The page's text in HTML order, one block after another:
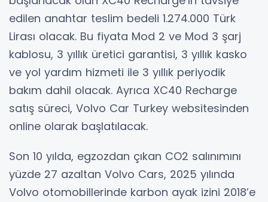
edilen anahtar teslim bedeli 1.274.000 Türk
Lirası olacak. Bu fiyata Mod 2 ve Mod 3 şarj
kablosu, 3 yıllık üretici garantisi, 3 yıllık kasko
ve yol yardım hizmeti ile 3 yıllık periyodik
bakım dahil olacak. Ayrıca XC40 Recharge
satış süreci, Volvo Car Turkey websitesinden
online olarak başlatılacak.
Son 10 yılda, egzozdan çıkan CO2 salınımını
yüzde 27 azaltan Volvo Cars, 2025 yılında
Volvo otomobillerinde karbon ayak izini 2018’e